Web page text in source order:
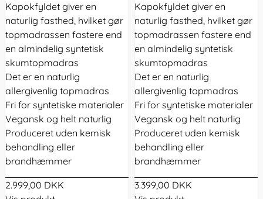
Kapokfyldet giver en
naturlig fasthed, hvilket gør
topmadrassen fastere end
en almindelig syntetisk
skumtopmadras
Det er en naturlig
allergivenlig topmadras
Fri for syntetiske materialer
Vegansk og helt naturlig
Produceret uden kemisk
behandling eller
brandhæmmer
2.999,00 DKK
Kapokfyldet giver en
naturlig fasthed, hvilket gør
topmadrassen fastere end
en almindelig syntetisk
skumtopmadras
Det er en naturlig
allergivenlig topmadras
Fri for syntetiske materialer
Vegansk og helt naturlig
Produceret uden kemisk
behandling eller
brandhæmmer
3.399,00 DKK